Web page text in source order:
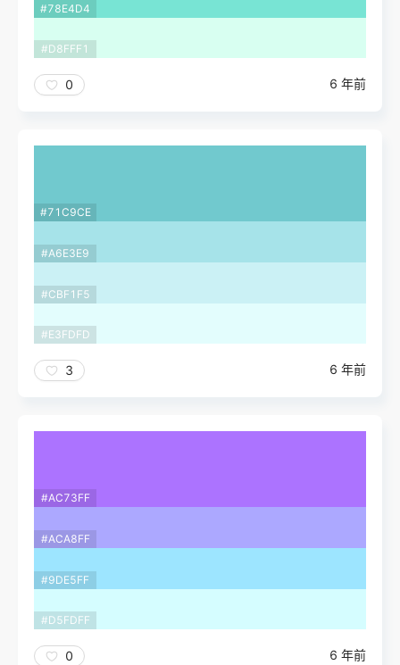
#78E4D4
#D8FFF1
0 6 年前
#71C9CE
#A6E3E9
#CBF1F5
#E3FDFD
3 6 年前
#AC73FF
#ACA8FF
#9DE5FF
#D5FDFF
0 6 年前